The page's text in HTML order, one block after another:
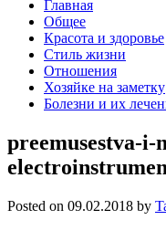
Главная
Общее
Красота и здоровье
Стиль жизни
Отношения
Хозяйке на заметку
Болезни и их
preemusestva-i-
Posted on 09.02.2018 by